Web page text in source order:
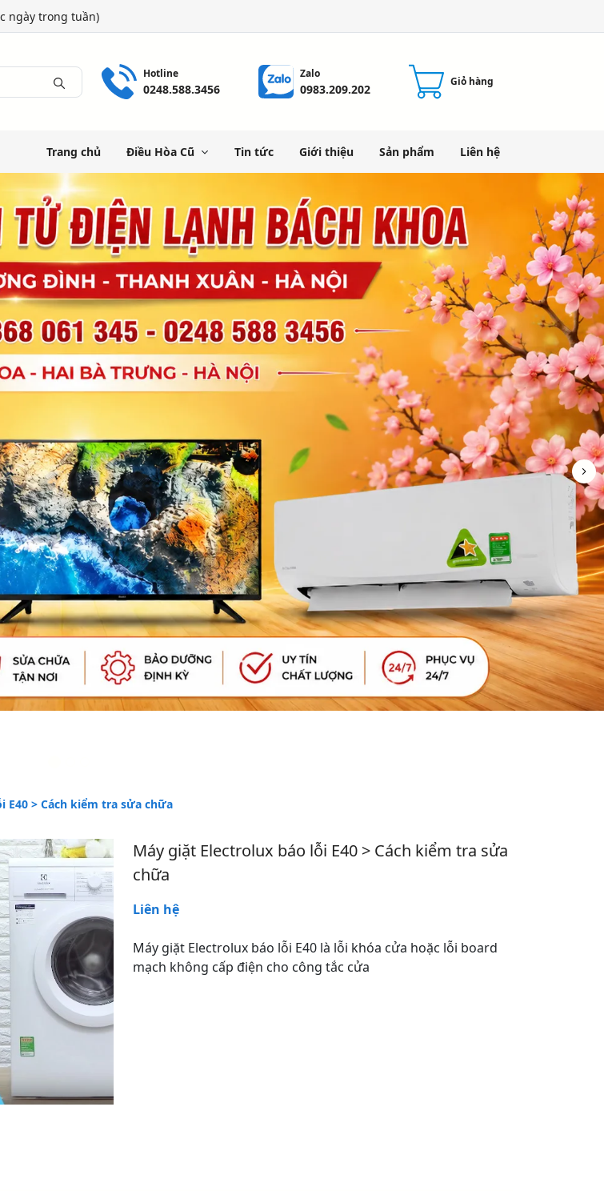
ngày trong tuần)
Hotline
0248.588.3456
Zalo
0983.209.202 Giỏ hàng
Trang chủ Điều Hòa Cũ Tin tức Giới thiệu Sản phẩm Liên hệ
E40 > Cách kiểm tra sửa chữa
Máy giặt Electrolux báo lỗi E40 > Cách kiểm tra sửa
chữa
Liên hệ
Máy giặt Electrolux báo lỗi E40 là lỗi khóa cửa hoặc lỗi board
mạch không cấp điện cho công tắc cửa